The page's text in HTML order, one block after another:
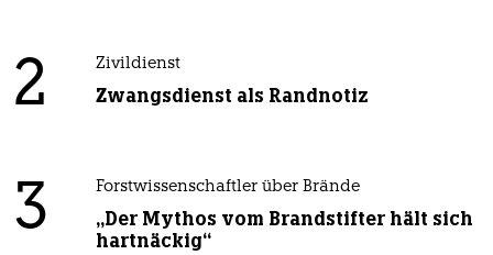
2 Zivildienst
Zwangsdienst als Randnotiz
3 Forstwissenschaftler über Brände
„Der Mythos vom Brandstifter hält sich
hartnäckig“